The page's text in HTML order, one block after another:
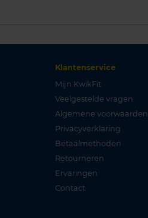
Klantenservice
Mijn KwikFit
Veelgestelde vragen
Algemene voorwaarden
Privacyverklaring
Betaalmethoden
Retourneren
Ervaringen
Contact